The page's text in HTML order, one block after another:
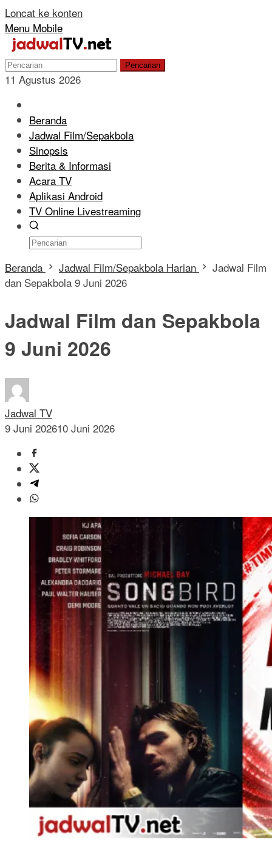
Loncat ke konten
Menu Mobile
Pencarian
11 Agustus 2026
Beranda
Jadwal Film/Sepakbola
Sinopsis
Berita & Informasi
Acara TV
Aplikasi Android
TV Online Livestreaming
Beranda Jadwal Film/Sepakbola Harian
Jadwal Film
dan Sepakbola 9 Juni 2026
Jadwal Film dan Sepakbola
9 Juni 2026
Jadwal TV
9 Juni 202610 Juni 2026